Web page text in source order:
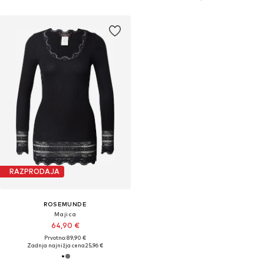
RAZPRODAJA
ROSEMUNDE
Majica
64,90 €
Prvotno: 89,90 €
Zadnja najnižja cena25,96 €